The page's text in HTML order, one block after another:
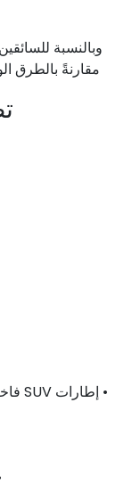
وبالنسبة
مقارنةً بالطرق
• إطارات SUV فاخرة من Goodyear مخصصة للطرق السريعة